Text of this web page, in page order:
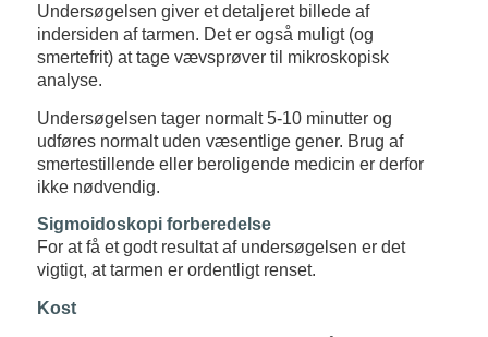
Undersøgelsen giver et detaljeret billede af
indersiden af ​​tarmen. Det er også muligt (og
smertefrit) at tage vævsprøver til mikroskopisk
analyse.
Undersøgelsen tager normalt 5-10 minutter og
udføres normalt uden væsentlige gener. Brug af
smertestillende eller beroligende medicin er derfor
ikke nødvendig.
Sigmoidoskopi forberedelse
For at få et godt resultat af undersøgelsen er det
vigtigt, at tarmen er ordentligt renset.
Kost